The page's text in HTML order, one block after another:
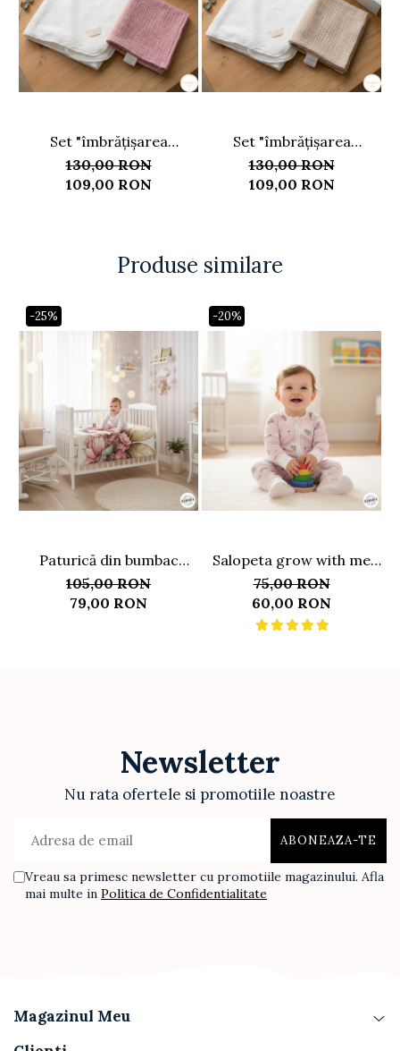
Set "îmbrățișarea
delicată" roz - păturică
fleece și scutec muselină
130,00 RON
109,00 RON
Set "îmbrățișarea
delicată" bej - păturică
fleece și scutec muselină
130,00 RON
109,00 RON
Produse similare
-25%
Paturică din bumbac
premium personalizată,
model Zana Fluturaș
100x70 cm
105,00 RON
79,00 RON
-20%
Salopeta grow with me
kitten, roz, 3-6 luni
75,00 RON
60,00 RON
Newsletter
Nu rata ofertele si promotiile noastre
Vreau sa primesc newsletter cu promotiile magazinului. Afla
mai multe in Politica de Confidentialitate
Magazinul Meu